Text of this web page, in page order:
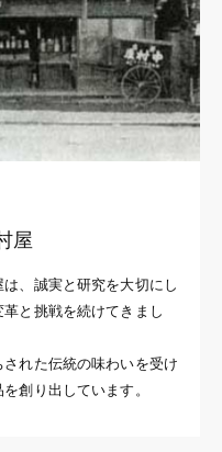
屋
、誠実と研究を大切にし
と挑戦を続けてきまし
れた伝統の味わいを受け
創り出しています。